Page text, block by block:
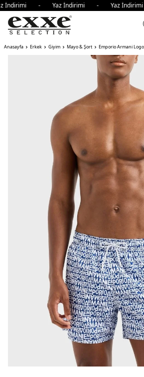
- Yaz İndirimi - Yaz
Anasayfa Erkek Giyim Mayo & Şort